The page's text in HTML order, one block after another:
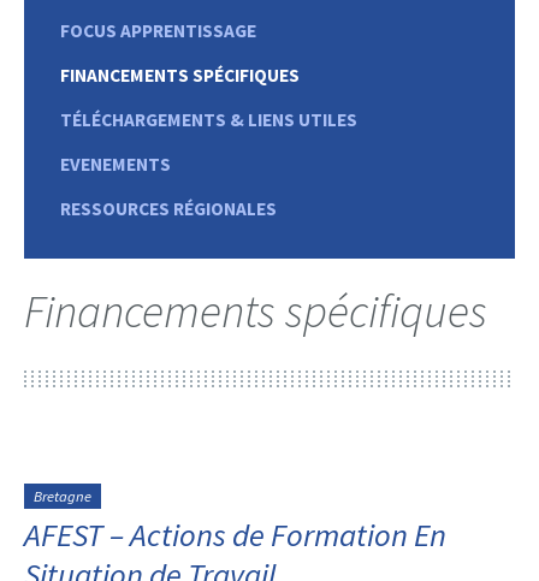
FOCUS APPRENTISSAGE
FINANCEMENTS SPÉCIFIQUES
TÉLÉCHARGEMENTS & LIENS UTILES
EVENEMENTS
RESSOURCES RÉGIONALES
Financements spécifiques
Bretagne
AFEST – Actions de Formation En